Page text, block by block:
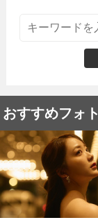
おすすめフォト